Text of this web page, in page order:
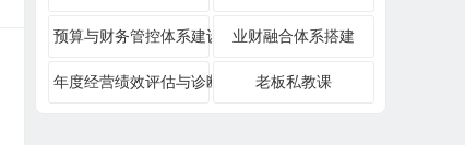
预算与财务管控体系建设 业财融合体系搭建
年度经营绩效评估与诊断 老板私教课